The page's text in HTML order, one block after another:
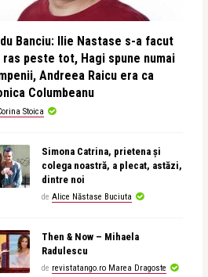
Banciu: Ilie Nastase s-a facut
ras peste tot, Hagi spune numai
Andreea Raicu era ca
Columbeanu
Stoica
Simona Catrina, prietena și
colega noastră, a plecat, astăzi,
dintre noi
de Alice Năstase Buciuta
Then & Now – Mihaela
Radulescu
de revistatango.ro Marea Dragoste